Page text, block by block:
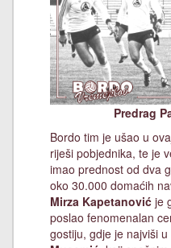
Predrag
Bordo tim je ušao u
riješi pobjednika, te je
imao prednost od dva
oko 30.000 domaćih
Mirza Kapetanović je
poslao fenomenalan
gostiju, gdje je najviši u